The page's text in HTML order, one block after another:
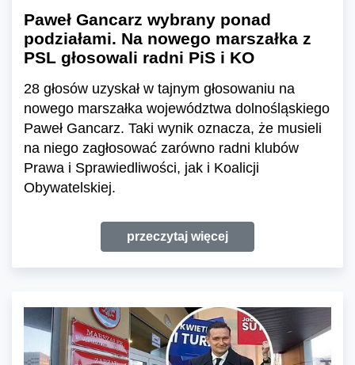
Paweł Gancarz wybrany ponad
podziałami. Na nowego marszałka z
PSL głosowali radni PiS i KO
28 głosów uzyskał w tajnym głosowaniu na
nowego marszałka województwa dolnośląskiego
Paweł Gancarz. Taki wynik oznacza, że musieli
na niego zagłosować zarówno radni klubów
Prawa i Sprawiedliwości, jak i Koalicji
Obywatelskiej.
przeczytaj więcej